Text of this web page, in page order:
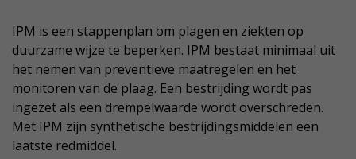
IPM is een stappenplan om plagen en ziekten op
duurzame wijze te beperken. IPM bestaat minimaal uit
het nemen van preventieve maatregelen en het
monitoren van de plaag. Een bestrijding wordt pas
ingezet als een drempelwaarde wordt overschreden.
Met IPM zijn synthetische bestrijdingsmiddelen een
laatste redmiddel.